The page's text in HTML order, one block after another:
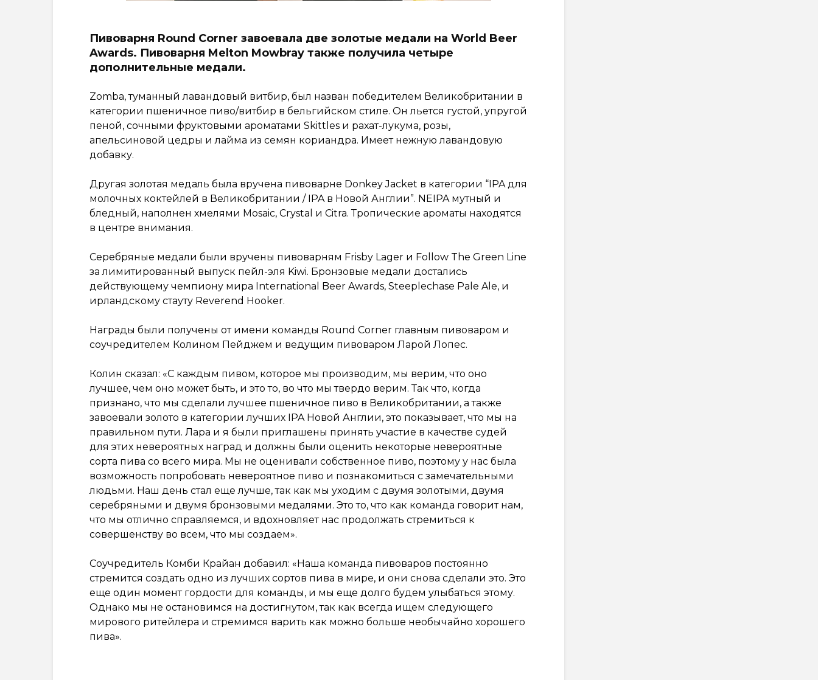
Пивоварня Round Corner завоевала две золотые медали на World Beer
Awards. Пивоварня Melton Mowbray также получила четыре
дополнительные медали.
Zomba, туманный лавандовый витбир, был назван победителем Великобритании в
категории пшеничное пиво/витбир в бельгийском стиле. Он льется густой, упругой
пеной, сочными фруктовыми ароматами Skittles и рахат-лукума, розы,
апельсиновой цедры и лайма из семян кориандра. Имеет нежную лавандовую
добавку.
Другая золотая медаль была вручена пивоварне Donkey Jacket в категории “IPA для
молочных коктейлей в Великобритании / IPA в Новой Англии”. NEIPA мутный и
бледный, наполнен хмелями Mosaic, Crystal и Citra. Тропические ароматы находятся
в центре внимания.
Серебряные медали были вручены пивоварням Frisby Lager и Follow The Green Line
за лимитированный выпуск пейл-эля Kiwi. Бронзовые медали достались
действующему чемпиону мира International Beer Awards, Steeplechase Pale Ale, и
ирландскому стауту Reverend Hooker.
Награды были получены от имени команды Round Corner главным пивоваром и
соучредителем Колином Пейджем и ведущим пивоваром Ларой Лопес.
Колин сказал: «С каждым пивом, которое мы производим, мы верим, что оно
лучшее, чем оно может быть, и это то, во что мы твердо верим. Так что, когда
признано, что мы сделали лучшее пшеничное пиво в Великобритании, а также
завоевали золото в категории лучших IPA Новой Англии, это показывает, что мы на
правильном пути. Лара и я были приглашены принять участие в качестве судей
для этих невероятных наград и должны были оценить некоторые невероятные
сорта пива со всего мира. Мы не оценивали собственное пиво, поэтому у нас была
возможность попробовать невероятное пиво и познакомиться с замечательными
людьми. Наш день стал еще лучше, так как мы уходим с двумя золотыми, двумя
серебряными и двумя бронзовыми медалями. Это то, что как команда говорит нам,
что мы отлично справляемся, и вдохновляет нас продолжать стремиться к
совершенству во всем, что мы создаем».
Соучредитель Комби Крайан добавил: «Наша команда пивоваров постоянно
стремится создать одно из лучших сортов пива в мире, и они снова сделали это. Это
еще один момент гордости для команды, и мы еще долго будем улыбаться этому.
Однако мы не остановимся на достигнутом, так как всегда ищем следующего
мирового ритейлера и стремимся варить как можно больше необычайно хорошего
пива».